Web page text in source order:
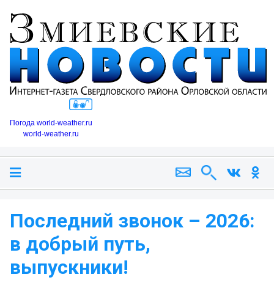
Погода world-weather.ru
world-weather.ru
Последний звонок – 2026:
в добрый путь,
выпускники!